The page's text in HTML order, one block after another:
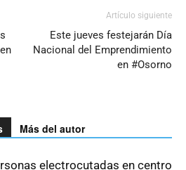
Artículo siguiente
Este jueves festejarán Día
Nacional del Emprendimiento
en #Osorno
Más del autor
electrocutadas en centro